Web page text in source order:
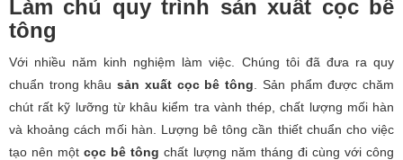
Làm chủ quy trình sản xuất cọc bê
tông
Với nhiều năm kinh nghiệm làm việc. Chúng tôi đã đưa ra quy
chuẩn trong khâusản xuất cọc bê tông . Sản phẩm được chăm
chút rất kỹ lưỡng từ khâu kiểm tra vành thép, chất lượng mối hàn
và khoảng cách mối hàn. Lượng bê tông cần thiết chuẩn cho việc
tạo nên mộtcọc bê tông chất lượng năm tháng đi cùng với công